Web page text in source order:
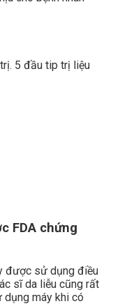
5 đầu tip trị liệu
FDA chứng
được sử dụng điều
sĩ da liễu cũng rất
dụng máy khi có